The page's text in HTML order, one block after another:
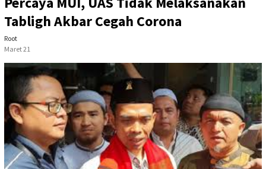
Tabligh Akbar Cegah Corona
Root
Maret 21